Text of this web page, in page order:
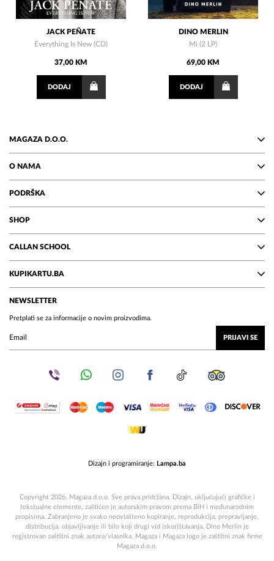
JACK PEÑATE
Everything Is New (CD)
37,00 KM
DODAJ
DINO MERLIN
Mi (2 LP)
69,00 KM
DODAJ
MAGAZA D.O.O.
O NAMA
PODRŠKA
SHOP
CALLAN SCHOOL
KUPIKARTU.BA
NEWSLETTER
Pretplati se za informacije o novim proizvodima.
PRIJAVI SE
Dizajn i programiranje: Lampa.ba
Copyright 2026. Magaza d.o.o. Sve prava pridržana. Dizajn, uključujući grafičke i
tekstualne elemente, zaštićen je autorskim pravom prema BiH i međunarodnim
propisima. Zabranjeno je svako neovlašteno kopiranje, reprodukcija, prepravljanje,
distribucija, objavljivanje ili bilo koji drugi vid iskorištavanja. Dino Merlin je
registrovan zaštitni znak autora/vlasnika. Magaza i Magaza logo je zaštitni znak firme
Magaza d.o.o.